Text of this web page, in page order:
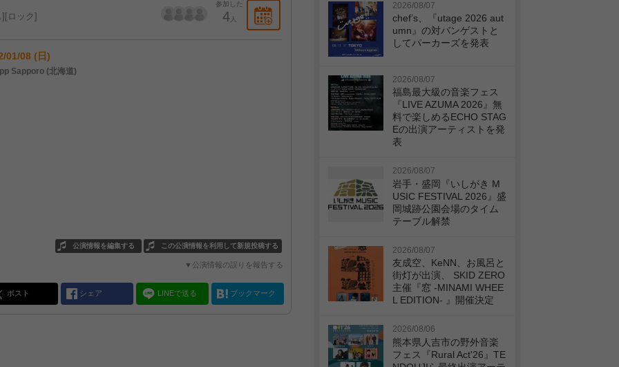
参加した
4人
ロック
01/08 (日)
Sapporo (北海道)
この公演情報を利用して新規投稿する
公演情報を編集する
▼公演情報の誤りを報告する
ポスト シェア LINEで送る ブックマーク
2026/08/07
chef’s、『utage 2026 aut
umn』の対バンゲストと
してパーカーズを発表
2026/08/07
福島最大級の音楽フェス
『LIVE AZUMA 2026』無
料で楽しめるECHO STAG
Eの出演アーティストを発
表
2026/08/07
岩手・盛岡『いしがき M
USIC FESTIVAL 2026』盛
岡城跡公園会場のタイム
テーブル解禁
2026/08/07
友成空、KeNN、お風呂と
街灯が出演、 SKID ZERO
主催『窓 -MINAMI WHEE
L EDITION- 』開催決定
2026/08/06
熊本県人吉市の野外音楽
フェス『Rural Act'26』TE